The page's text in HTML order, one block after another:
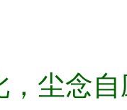
，尘念